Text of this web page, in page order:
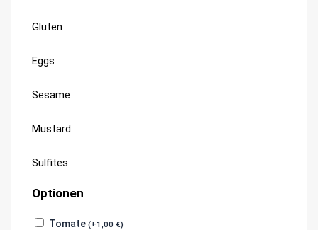
information
Gluten
Eggs
Sesame
Mustard
Sulfites
Optionen
Tomate(+1,00€)